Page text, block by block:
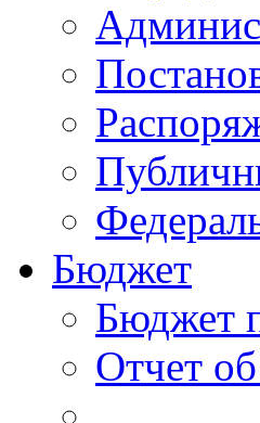
Бюджет
Бюджет
Отчет